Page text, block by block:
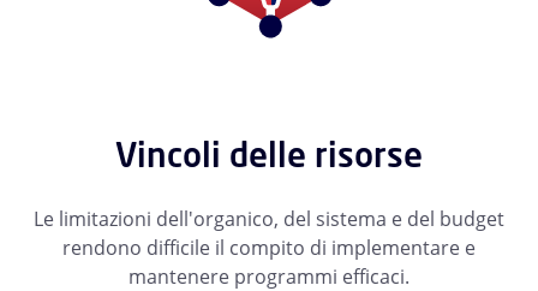
Vincoli delle risorse
Le limitazioni dell'organico, del sistema e del budget
rendono difficile il compito di implementare e
mantenere programmi efficaci.